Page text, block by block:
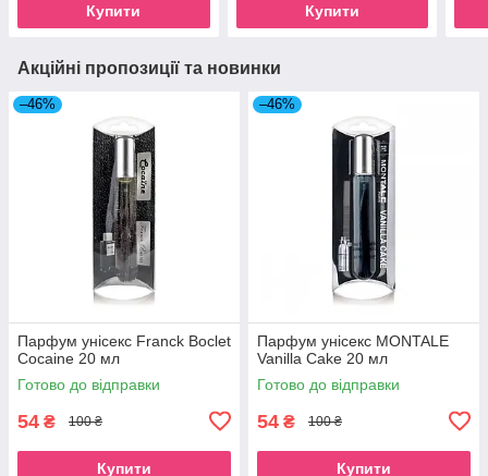
Купити Купити
Акційні пропозиції та новинки
–46%
Парфум унісекс Franck Boclet
Cocaine 20 мл
Готово до відправки
54 ₴ 100 ₴
Купити
–46%
Парфум унісекс MONTALE
Vanilla Cake 20 мл
Готово до відправки
54 ₴ 100 ₴
Купити